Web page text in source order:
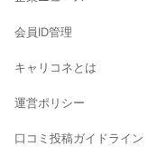
会員ID管理
キャリコネとは
運営ポリシー
口コミ投稿ガイドライン